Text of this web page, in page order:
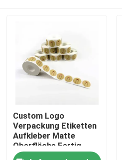
Haus
Custom Logo
Verpackung Etiketten
Aufkleber Matte
Oberfläche Fertig